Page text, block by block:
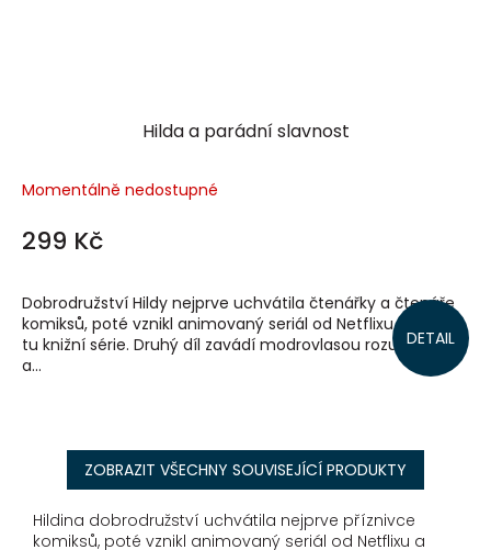
Hilda a parádní slavnost
Momentálně nedostupné
299 Kč
DETAIL
Dobrodružství Hildy nejprve uchvátila čtenářky a čtenáře
komiksů, poté vznikl animovaný seriál od Netflixu a nyní je
tu knižní série. Druhý díl zavádí modrovlasou rozumbradu
a...
ZOBRAZIT VŠECHNY SOUVISEJÍCÍ PRODUKTY
Hildina dobrodružství uchvátila nejprve příznivce
komiksů, poté vznikl animovaný seriál od Netflixu a